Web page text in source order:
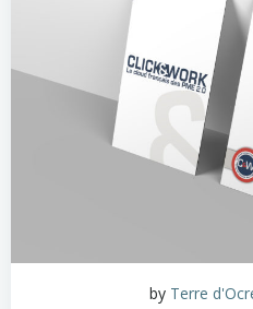
by Terre